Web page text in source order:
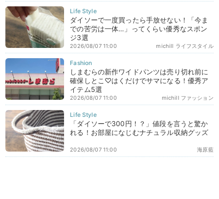
ダイソーで一度買ったら手放せない！「今ま
での苦労は一体…」ってくらい優秀なスポン
ジ3選
michill ライフスタイル
2026/08/07 11:00
しまむらの新作ワイドパンツは売り切れ前に
確保しとこ♡はくだけでサマになる！優秀ア
イテム5選
michill ファッション
2026/08/07 11:00
「ダイソーで300円！？」値段を言うと驚か
れる！お部屋になじむナチュラル収納グッズ
海原藍
2026/08/07 11:00